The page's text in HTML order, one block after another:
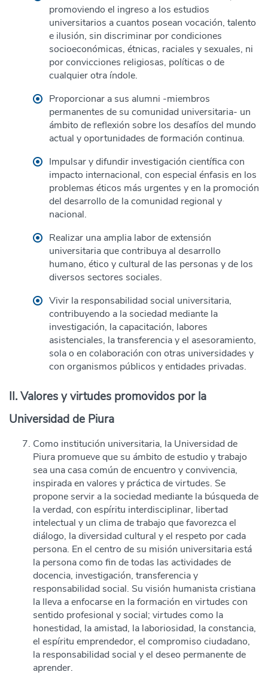
promoviendo el ingreso a los estudios
universitarios a cuantos posean vocación, talento
e ilusión, sin discriminar por condiciones
socioeconómicas, étnicas, raciales y sexuales, ni
por convicciones religiosas, políticas o de
cualquier otra índole.
Proporcionar a sus alumni -miembros
permanentes de su comunidad universitaria- un
ámbito de reflexión sobre los desafíos del mundo
actual y oportunidades de formación continua.
Impulsar y difundir investigación científica con
impacto internacional, con especial énfasis en los
problemas éticos más urgentes y en la promoción
del desarrollo de la comunidad regional y
nacional.
Realizar una amplia labor de extensión
universitaria que contribuya al desarrollo
humano, ético y cultural de las personas y de los
diversos sectores sociales.
Vivir la responsabilidad social universitaria,
contribuyendo a la sociedad mediante la
investigación, la capacitación, labores
asistenciales, la transferencia y el asesoramiento,
sola o en colaboración con otras universidades y
con organismos públicos y entidades privadas.
II. Valores y virtudes promovidos por la
Universidad de Piura
Como institución universitaria, la Universidad de
Piura promueve que su ámbito de estudio y trabajo
sea una casa común de encuentro y convivencia,
inspirada en valores y práctica de virtudes. Se
propone servir a la sociedad mediante la búsqueda de
la verdad, con espíritu interdisciplinar, libertad
intelectual y un clima de trabajo que favorezca el
diálogo, la diversidad cultural y el respeto por cada
persona. En el centro de su misión universitaria está
la persona como fin de todas las actividades de
docencia, investigación, transferencia y
responsabilidad social. Su visión humanista cristiana
la lleva a enfocarse en la formación en virtudes con
sentido profesional y social; virtudes como la
honestidad, la amistad, la laboriosidad, la constancia,
el espíritu emprendedor, el compromiso ciudadano,
la responsabilidad social y el deseo permanente de
aprender.